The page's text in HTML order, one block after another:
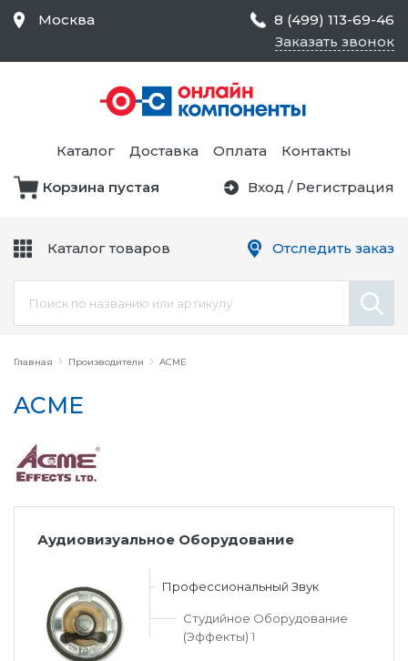
Главная Производители ACME
ACME
Аудиовизуальное Оборудование
Профессиональный Звук
Студийное Оборудование
(Эффекты) 1
Москва
8 (499) 113-69-46
Заказать звонок
Каталог Доставка Оплата Контакты
Корзина пустая Вход / Регистрация
Каталог товаров
Средства Контроля
Статического
Электричества и
Безопасности,
Товары для Чистых
Цепи
Отследить заказ